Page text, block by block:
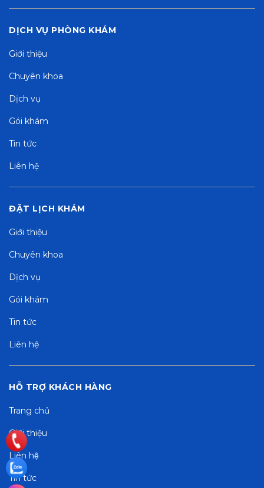
DỊCH VỤ PHÒNG KHÁM
Giới thiệu
Chuyên khoa
Dịch vụ
Gói khám
Tin tức
Liên hệ
ĐẶT LỊCH KHÁM
Giới thiệu
Chuyên khoa
Dịch vụ
Gói khám
Tin tức
Liên hệ
HỖ TRỢ KHÁCH HÀNG
Trang chủ
Giới thiệu
Liên hệ
Tin tức